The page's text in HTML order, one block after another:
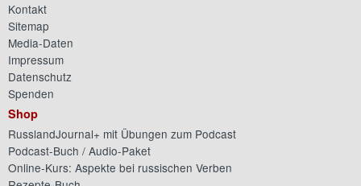
Kontakt
Sitemap
Media-Daten
Impressum
Datenschutz
Spenden
Shop
RusslandJournal+ mit Übungen zum Podcast
Podcast-Buch / Audio-Paket
Online-Kurs: Aspekte bei russischen Verben